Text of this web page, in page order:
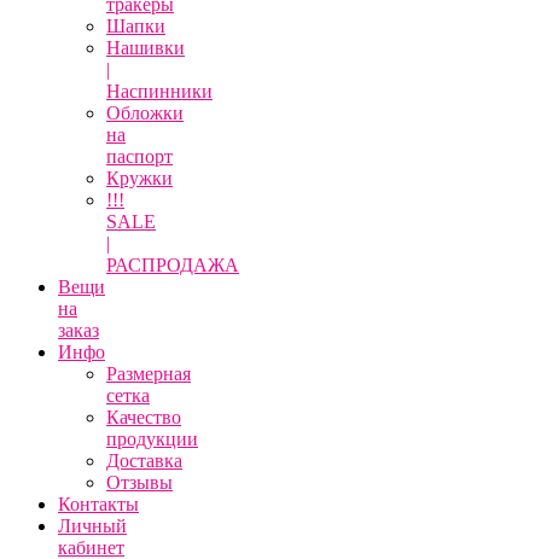
тракеры
Шапки
Нашивки
|
Наспинники
Обложки
на
паспорт
Кружки
!!!
SALE
|
РАСПРОДАЖА
Вещи
на
заказ
Инфо
Размерная
сетка
Качество
продукции
Доставка
Отзывы
Контакты
Личный
кабинет